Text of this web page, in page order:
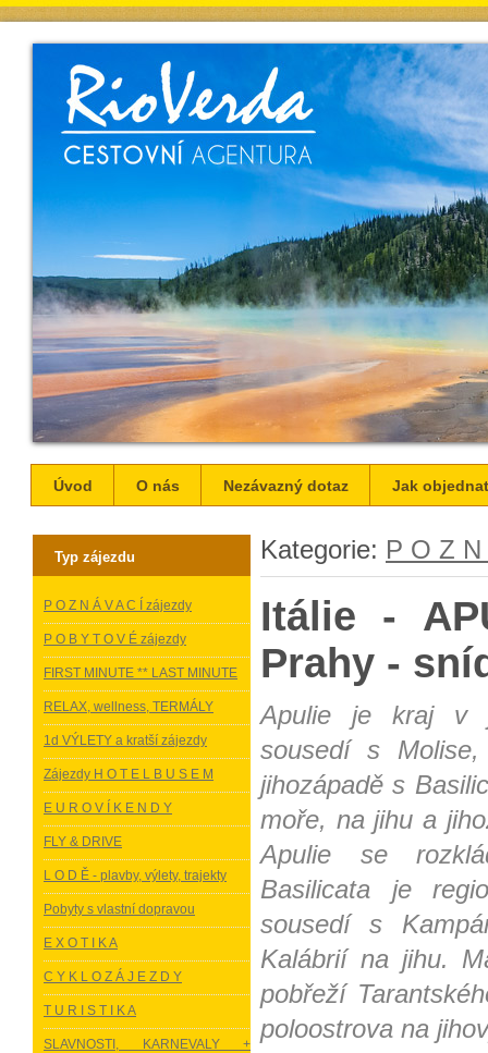
Úvod O nás Nezávazný dotaz Jak
Typ zájezdu
P O Z N Á V A C Í zájezdy
P O B Y T O V É zájezdy
FIRST MINUTE ** LAST MINUTE
RELAX, wellness, TERMÁLY
1d VÝLETY a kratší zájezdy
Zájezdy H O T E L B U S E M
E U R O V Í K E N D Y
FLY & DRIVE
L O D Ě - plavby, výlety, trajekty
Pobyty s vlastní dopravou
E X O T I K A
C Y K L O Z Á J E Z D Y
T U R I S T I K A
SLAVNOSTI, KARNEVALY +
Kategorie: P O Z N
Itálie -
Prahy -
Apulie je kraj v
sousedí s
jihozápadě s
moře, na jihu a
Apulie se
Basilicata je
sousedí s
Kalábrií na jihu.
pobřeží
poloostrova na